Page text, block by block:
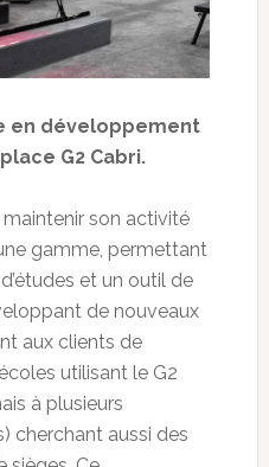
en développement
G2 Cabri.
son activité
gamme, permettant
et un outil de
de nouveaux
aux clients de
utilisant le G2
à plusieurs
cherchant aussi des